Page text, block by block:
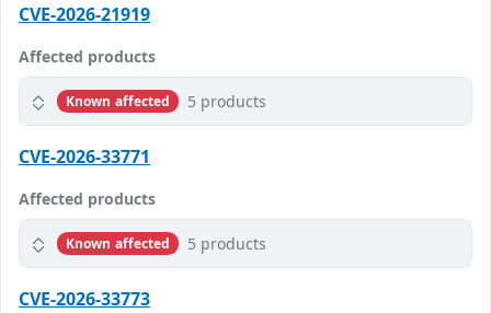
CVE-2026-21919
Affected products
Known affected 5 products
CVE-2026-33771
Affected products
Known affected 5 products
CVE-2026-33773